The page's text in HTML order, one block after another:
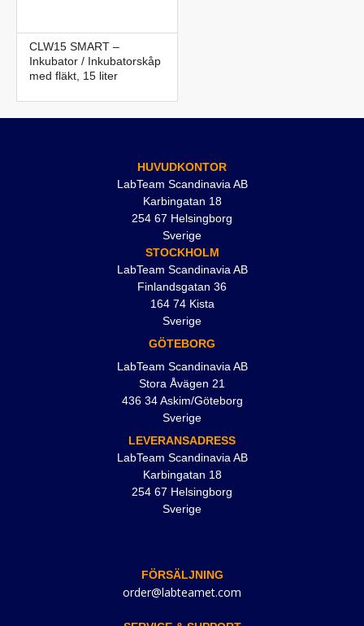
CLW15 SMART –
Inkubator / Inkubatorskåp
med fläkt, 15 liter
HUVUDKONTOR
LabTeam Scandinavia AB
Karbingatan 18
254 67 Helsingborg
Sverige
STOCKHOLM
LabTeam Scandinavia AB
Finlandsgatan 36
164 74 Kista
Sverige
GÖTEBORG
LabTeam Scandinavia AB
Stora Åvägen 21
436 34 Askim/Göteborg
Sverige
LEVERANSADRESS
LabTeam Scandinavia AB
Karbingatan 18
254 67 Helsingborg
Sverige
FÖRSÄLJNING
order@labteamet.com